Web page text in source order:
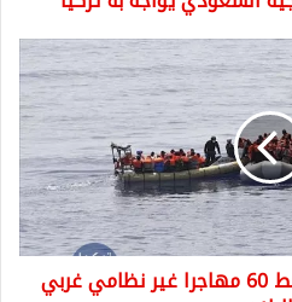
خفر السواحل التركية تضبط 60 مهاجرا غير نظامي غربي